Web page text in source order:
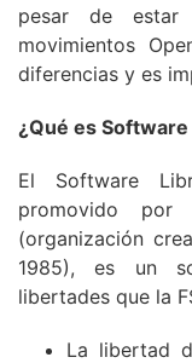
pesar de estar
movimientos
diferencias y es
¿Qué es
El Software
promovido por
(organización
1985), es un
libertades que la
La libertad